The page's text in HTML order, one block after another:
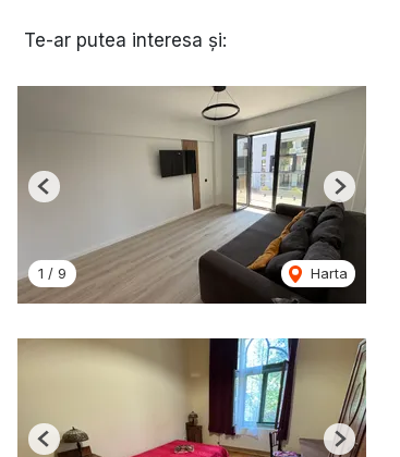
Te-ar putea interesa și:
1 / 9 Harta
Previous Next
Previous Next